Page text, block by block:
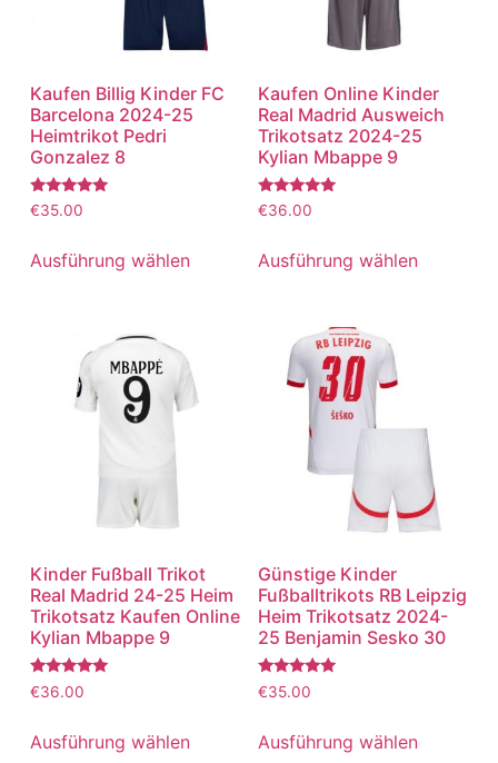
Kaufen Billig Kinder FC
Barcelona 2024-25
Heimtrikot Pedri
Gonzalez 8
Bewertet
mit
von 5
€35.00
Ausführung wählen
Kaufen Online Kinder
Real Madrid Ausweich
Trikotsatz 2024-25
Kylian Mbappe 9
Bewertet
mit
von 5
€36.00
Ausführung wählen
Kinder Fußball Trikot
Real Madrid 24-25 Heim
Trikotsatz Kaufen Online
Kylian Mbappe 9
Bewertet
mit
von 5
€36.00
Ausführung wählen
Günstige Kinder
Fußballtrikots RB Leipzig
Heim Trikotsatz 2024-
25 Benjamin Sesko 30
Bewertet
mit
von 5
€35.00
Ausführung wählen